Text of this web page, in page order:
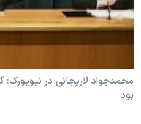
فرهنگ و زندگی
حقوق شهروندی
علم و فناوری
مستندها
انتخابات ریاست جمهوری آمریکا ۲۰۲۴
رمز مهسا
دنبال کنید
محمدجواد لاریجانی در
بود